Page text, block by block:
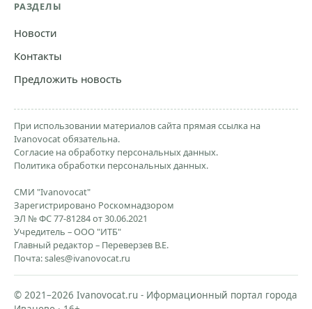
РАЗДЕЛЫ
Новости
Контакты
Предложить новость
При использовании материалов сайта прямая ссылка на
Ivanovocat обязательна.
Согласие на обработку персональных данных.
Политика обработки персональных данных.
СМИ "Ivanovocat"
Зарегистрировано Роскомнадзором
ЭЛ № ФС 77-81284 от 30.06.2021
Учредитель – ООО "ИТБ"
Главный редактор – Переверзев В.Е.
Почта:sales@ivanovocat.ru
© 2021–2026 Ivanovocat.ru - Иформационный портал города